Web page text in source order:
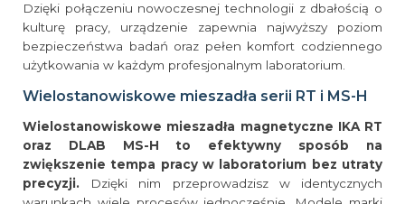
Dzięki połączeniu nowoczesnej technologii z dbałością o
kulturę pracy, urządzenie zapewnia najwyższy poziom
bezpieczeństwa badań oraz pełen komfort codziennego
użytkowania w każdym profesjonalnym laboratorium.
Wielostanowiskowe mieszadła serii RT i MS-H
Wielostanowiskowe mieszadła magnetyczne IKA RT
oraz DLAB MS-H to efektywny sposób na
zwiększenie tempa pracy w laboratorium bez utraty
precyzji.
Dzięki nim przeprowadzisz w identycznych